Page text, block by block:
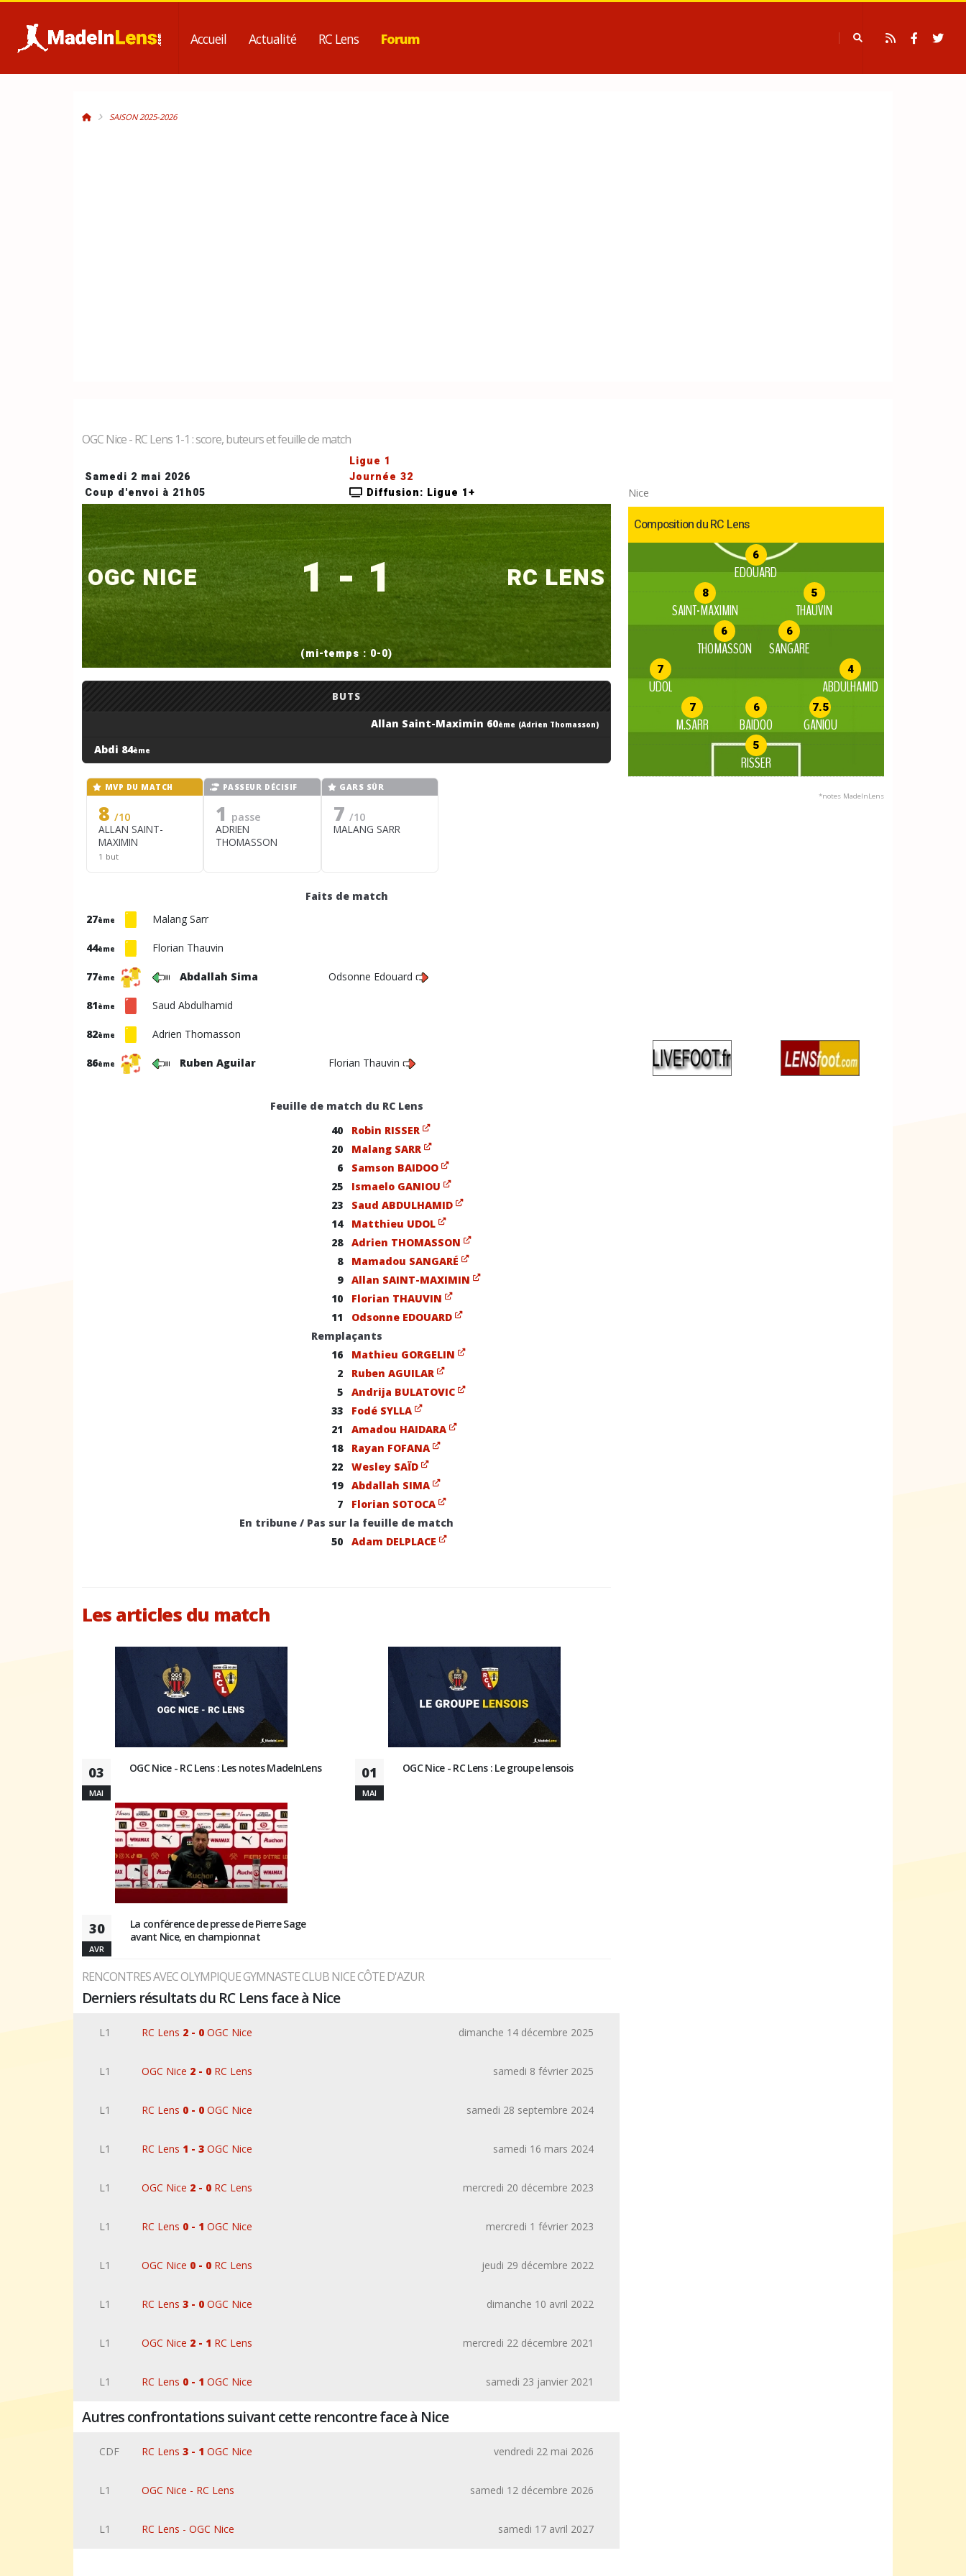
Accueil Actualité RC Lens Forum
SAISON 2025-2026
OGC Nice - RC Lens 1-1 : score, buteurs et feuille de match
Samedi 2 mai 2026
Coup d'envoi à 21h05
Ligue 1
Journée 32
Diffusion: Ligue 1+
OGC NICE 1 - 1 RC LENS
(mi-temps : 0-0)
BUTS
Allan Saint-Maximin 60ème (Adrien Thomasson)
Abdi 84ème
MVP DU MATCH
8 /10
ALLAN SAINT-
MAXIMIN
1 but
PASSEUR DÉCISIF
1 passe
ADRIEN
THOMASSON
GARS SÛR
7 /10
MALANG SARR
Faits de match
27ème Malang Sarr
44ème Florian Thauvin
77ème Abdallah Sima Odsonne Edouard
81ème Saud Abdulhamid
82ème Adrien Thomasson
86ème Ruben Aguilar Florian Thauvin
Feuille de match du RC Lens
40
Robin RISSER
20
Malang SARR
6
Samson BAIDOO
25
Ismaelo GANIOU
23
Saud ABDULHAMID
14
Matthieu UDOL
28
Adrien THOMASSON
8
Mamadou SANGARÉ
9
Allan SAINT-MAXIMIN
10
Florian THAUVIN
11
Odsonne EDOUARD
Remplaçants
16
Mathieu GORGELIN
2
Ruben AGUILAR
5
Andrija BULATOVIC
33
Fodé SYLLA
21
Amadou HAIDARA
18
Rayan FOFANA
22
Wesley SAÏD
19
Abdallah SIMA
7
Florian SOTOCA
En tribune / Pas sur la feuille de match
50
Adam DELPLACE
Les articles du match
03
MAI
OGC Nice - RC Lens : Les notes MadeInLens 01
MAI
OGC Nice - RC Lens : Le groupe lensois
30
AVR
La conférence de presse de Pierre Sage
avant Nice, en championnat
RENCONTRES AVEC OLYMPIQUE GYMNASTE CLUB NICE CÔTE D'AZUR
Derniers résultats du RC Lens face à Nice
L1 RC Lens 2 - 0 OGC Nice dimanche 14 décembre 2025
L1 OGC Nice 2 - 0 RC Lens samedi 8 février 2025
L1 RC Lens 0 - 0 OGC Nice samedi 28 septembre 2024
L1 RC Lens 1 - 3 OGC Nice samedi 16 mars 2024
L1 OGC Nice 2 - 0 RC Lens mercredi 20 décembre 2023
L1 RC Lens 0 - 1 OGC Nice mercredi 1 février 2023
L1 OGC Nice 0 - 0 RC Lens jeudi 29 décembre 2022
L1 RC Lens3 - 0 OGC Nice dimanche 10 avril 2022
L1 OGC Nice 2 - 1 RC Lens mercredi 22 décembre 2021
L1 RC Lens 0 - 1 OGC Nice samedi 23 janvier 2021
Autres confrontations suivant cette rencontre face à Nice
CDF RC Lens3 - 1 OGC Nice vendredi 22 mai 2026
L1 OGC Nice - RC Lens samedi 12 décembre 2026
L1 RC Lens - OGC Nice samedi 17 avril 2027
Nice
Composition du RC Lens
6
EDOUARD
8
SAINT-MAXIMIN
5
THAUVIN
6
THOMASSON
6
SANGARE
7
UDOL
4
ABDULHAMID
7
M.SARR
6
BAIDOO
7.5
GANIOU
5
RISSER
*notes MadeInLens